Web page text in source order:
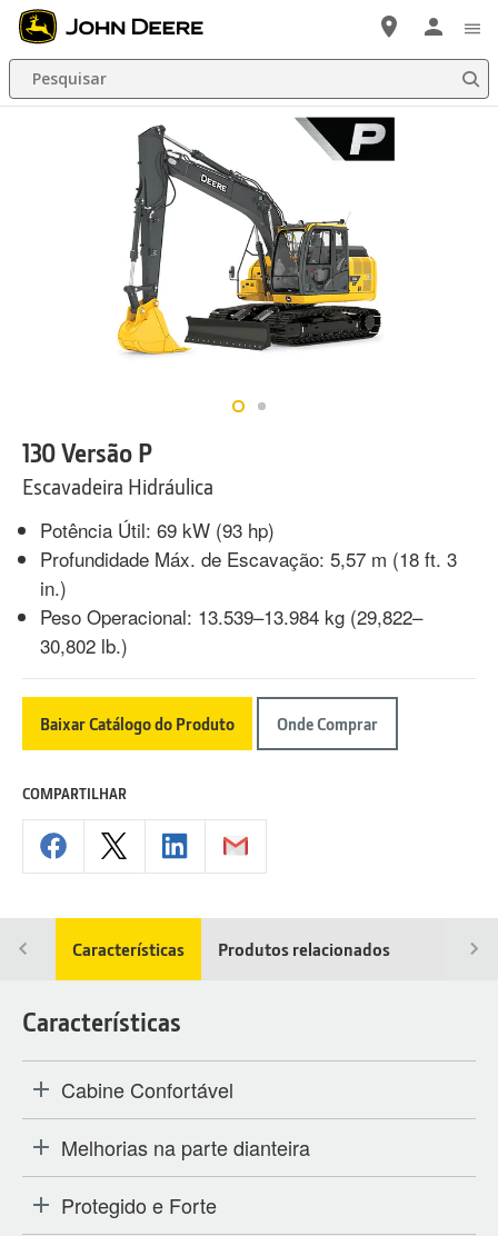
Pular
para
Conteúdo
Principal
Pesquisar
130 Versão P
Escavadeira Hidráulica
Potência Útil: 69 kW (93 hp)
Profundidade Máx. de Escavação: 5,57 m (18 ft. 3
in.)
Peso Operacional: 13.539–13.984 kg (29,822–
30,802 lb.)
Baixar Catálogo do Produto Onde Comprar
COMPARTILHAR
Características Produtos relacionados
Características
Cabine Confortável
Melhorias na parte dianteira
Protegido e Forte